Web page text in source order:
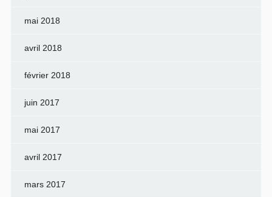
mai 2018
avril 2018
février 2018
juin 2017
mai 2017
avril 2017
mars 2017